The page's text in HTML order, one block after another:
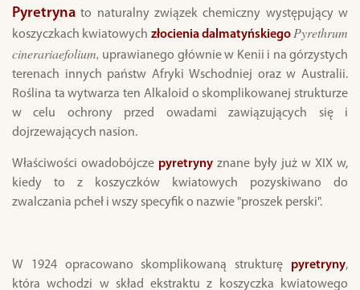
Pyretryna to naturalny związek chemiczny występujący w
koszyczkach kwiatowych złocienia dalmatyńskiego Pyrethrum
cinerariaefolium, uprawianego głównie w Kenii i na górzystych
terenach innych państw Afryki Wschodniej oraz w Australii.
Roślina ta wytwarza ten Alkaloid o skomplikowanej strukturze
w celu ochrony przed owadami zawiązujących się i
dojrzewających nasion.
Właściwości owadobójcze pyretryny znane były już w XIX w,
kiedy to z koszyczków kwiatowych pozyskiwano do
zwalczania pcheł i wszy specyfik o nazwie "proszek perski".
W 1924 opracowano skomplikowaną strukturę pyretryny,
która wchodzi w skład ekstraktu z koszyczka kwiatowego